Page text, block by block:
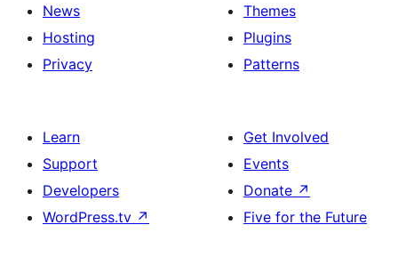
News
Hosting
Privacy
Themes
Plugins
Patterns
Learn
Support
Developers
WordPress.tv ↗
Get Involved
Events
Donate ↗
Five for the Future